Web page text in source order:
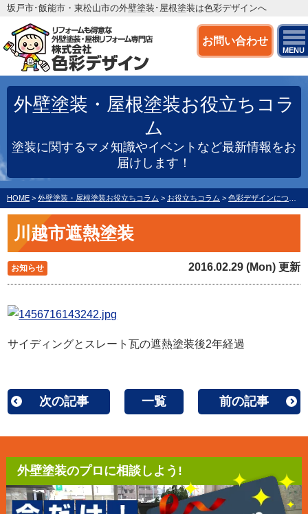
お問い合わせ
MENU
坂戸市･飯能市・東松山市の外壁塗装･屋根塗装は色彩デザインへ
外壁塗装・屋根塗装お役立ちコラ
ム
塗装に関するマメ知識やイベントなど最新情報をお
届けします！
HOME > 外壁塗装・屋根塗装お役立ちコラム > お役立ちコラム > 色彩デザインについて
川越市遮熱塗装
お知らせ 2016.02.29 (Mon) 更新
サイディングとスレート瓦の遮熱塗装後2年経過
次の記事 一覧 前の記事
外壁塗装のプロに相談しよう!